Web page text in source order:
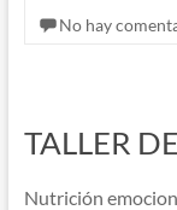
No hay
TALLER
Nutrición